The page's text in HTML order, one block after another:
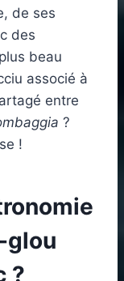
de ses
des
beau
associé à
entre
?
!
glou
?